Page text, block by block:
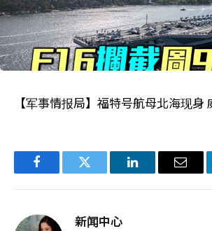
【军事情报局】福特号航母北海现身
FacebookTwitter LinkedIn电
新闻中心